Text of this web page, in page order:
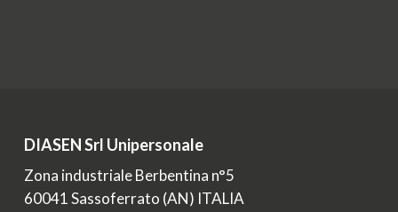
DIASEN Srl Unipersonale
Zona industriale Berbentina n°5
60041 Sassoferrato (AN) ITALIA